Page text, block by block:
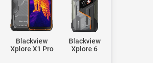
Blackview
Xplore 6
Blackview
Xplore X1 Pro